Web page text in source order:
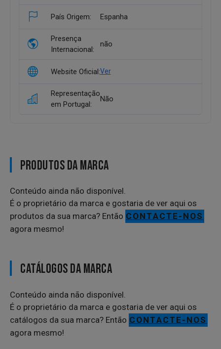
País Origem: Espanha
Presença
Internacional:
não
Website Oficial:Ver
Representação
em Portugal:
Não
PRODUTOS DA MARCA
Conteúdo ainda não disponível.
É o proprietário da marca e gostaria de ver aqui os
produtos da sua marca? Então CONTACTE-NOS
agora mesmo!
CATÁLOGOS DA MARCA
Conteúdo ainda não disponível.
É o proprietário da marca e gostaria de ver aqui os
catálogos da sua marca? Então CONTACTE-NOS
agora mesmo!